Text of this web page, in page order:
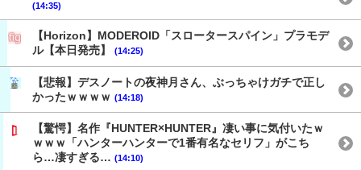
(14:35)
【Horizon】MODEROID「スロータースパイン」プラモデ
ル【本日発売】
(14:25)
【悲報】デスノートの夜神月さん、ぶっちゃけガチで正し
かったｗｗｗｗ (14:18)
【驚愕】名作『HUNTER×HUNTER』凄い事に気付いたｗ
ｗｗｗ「ハンターハンターで1番有名なセリフ」がこち
ら…凄すぎる… (14:10)